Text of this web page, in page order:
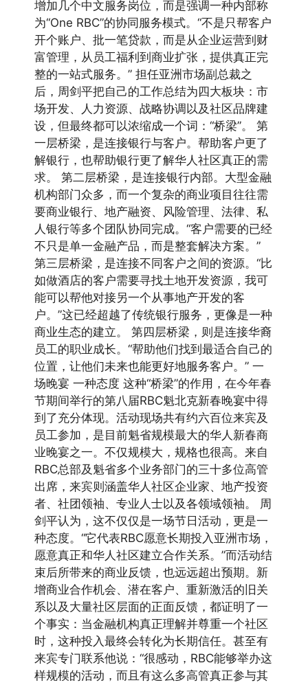
增加几个中文服务岗位，而是强调一种内部称
为“One RBC”的协同服务模式。“不是只帮客户
开个账户、批一笔贷款，而是从企业运营到财
富管理，从员工福利到商业扩张，提供真正完
整的一站式服务。” 担任亚洲市场副总裁之
后，周剑平把自己的工作总结为四大板块：市
场开发、人力资源、战略协调以及社区品牌建
设，但最终都可以浓缩成一个词：“桥梁”。 第
一层桥梁，是连接银行与客户。帮助客户更了
解银行，也帮助银行更了解华人社区真正的需
求。 第二层桥梁，是连接银行内部。大型金融
机构部门众多，而一个复杂的商业项目往往需
要商业银行、地产融资、风险管理、法律、私
人银行等多个团队协同完成。“客户需要的已经
不只是单一金融产品，而是整套解决方案。”
第三层桥梁，是连接不同客户之间的资源。“比
如做酒店的客户需要寻找土地开发资源，我可
能可以帮他对接另一个从事地产开发的客
户。”这已经超越了传统银行服务，更像是一种
商业生态的建立。 第四层桥梁，则是连接华裔
员工的职业成长。“帮助他们找到最适合自己的
位置，让他们未来也能更好地服务客户。” 一
场晚宴 一种态度 这种“桥梁”的作用，在今年春
节期间举行的第八届RBC魁北克新春晚宴中得
到了充分体现。活动现场共有约六百位来宾及
员工参加，是目前魁省规模最大的华人新春商
业晚宴之一。不仅规模大，规格也很高。来自
RBC总部及魁省多个业务部门的三十多位高管
出席，来宾则涵盖华人社区企业家、地产投资
者、社团领袖、专业人士以及各领域领袖。 周
剑平认为，这不仅仅是一场节日活动，更是一
种态度。“它代表RBC愿意长期投入亚洲市场，
愿意真正和华人社区建立合作关系。”而活动结
束后所带来的商业反馈，也远远超出预期。新
增商业合作机会、潜在客户、重新激活的旧关
系以及大量社区层面的正面反馈，都证明了一
个事实：当金融机构真正理解并尊重一个社区
时，这种投入最终会转化为长期信任。甚至有
来宾专门联系他说：“很感动，RBC能够举办这
样规模的活动，而且有这么多高管真正参与其